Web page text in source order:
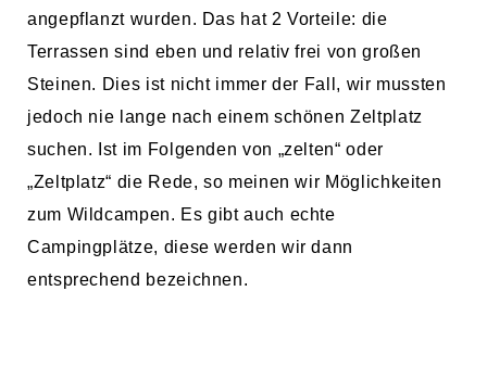
angepflanzt wurden. Das hat 2 Vorteile: die
Terrassen sind eben und relativ frei von großen
Steinen. Dies ist nicht immer der Fall, wir mussten
jedoch nie lange nach einem schönen Zeltplatz
suchen. Ist im Folgenden von „zelten“ oder
„Zeltplatz“ die Rede, so meinen wir Möglichkeiten
zum Wildcampen. Es gibt auch echte
Campingplätze, diese werden wir dann
entsprechend bezeichnen.